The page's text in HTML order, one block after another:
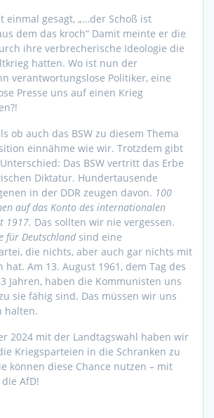
einmal gesagt, „…der Schoß ist
dem das kroch“ Damit meinte er die
ihre verbrecherische Ideologie die
hatten. Wo ist nun der
verantwortungslose Politiker, eine
Presse uns auf einen Krieg
ob auch das BSW zu diesem Thema
einnähme wie wir. Trotzdem gibt
Das BSW vertritt das Erbe
Diktatur. Hundertausende
in der DDR zeugen davon. 100
auf das Konto des internationalen
1917. Das sollten wir nie vergessen.
für Deutschlandsind eine
die nichts, aber auch gar nichts mit
hat. Am 13. August 1961, dem Tag des
Jahren, haben die Kommunisten uns
sie fähig sind. Das müssen wir uns
halten.
2024 mit der Landtagswahl haben wir
Kriegsparteien in die Schranken zu
können diese Chance nutzen – mit
AfD!